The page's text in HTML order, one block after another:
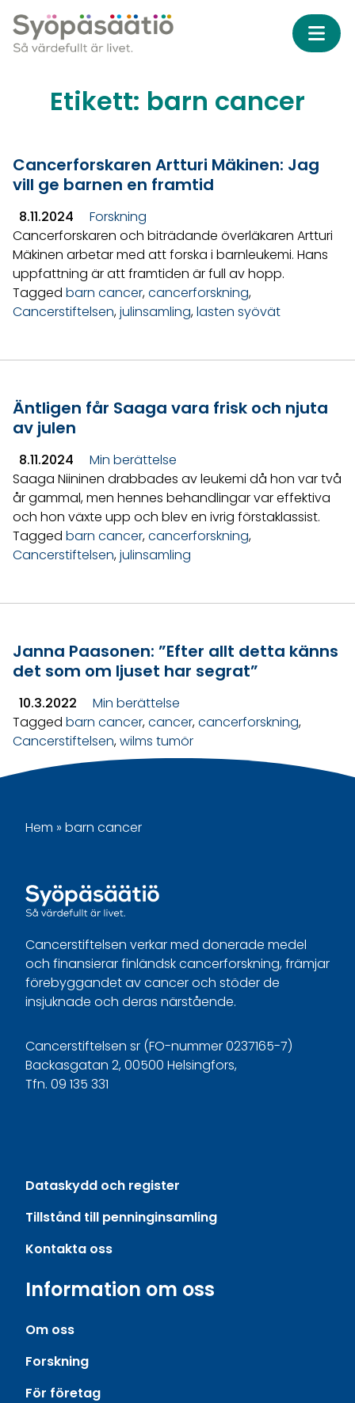
Etikett: barn cancer
Cancerforskaren Artturi Mäkinen: Jag
vill ge barnen en framtid
8.11.2024
Forskning
Cancerforskaren och biträdande överläkaren Artturi
Mäkinen arbetar med att forska i barnleukemi. Hans
uppfattning är att framtiden är full av hopp.
Tagged barn cancer,cancerforskning,
Cancerstiftelsen,julinsamling,lasten syövät
Äntligen får Saaga vara frisk och njuta
av julen
8.11.2024
Min berättelse
Saaga Niininen drabbades av leukemi då hon var två
år gammal, men hennes behandlingar var effektiva
och hon växte upp och blev en ivrig förstaklassist.
Tagged barn cancer,cancerforskning,
Cancerstiftelsen,julinsamling
Janna Paasonen: ”Efter allt detta känns
det som om ljuset har segrat”
10.3.2022
Min berättelse
Tagged barn cancer,cancer,cancerforskning,
Cancerstiftelsen,wilms tumör
Hem » barn cancer
Cancerstiftelsen verkar med donerade medel
och finansierar finländsk cancerforskning, främjar
förebyggandet av cancer och stöder de
insjuknade och deras närstående.
Cancerstiftelsen sr (FO-nummer 0237165-7)
Backasgatan 2, 00500 Helsingfors,
Tfn. 09 135 331
Dataskydd och register
Tillstånd till penninginsamling
Kontakta oss
Information om oss
Om oss
Forskning
För företag